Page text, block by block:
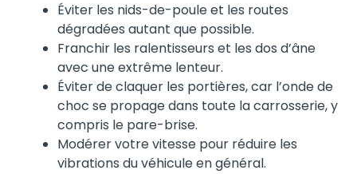
Éviter les nids-de-poule et les routes
dégradées autant que possible.
Franchir les ralentisseurs et les dos d’âne
avec une extrême lenteur.
Éviter de claquer les portières, car l’onde de
choc se propage dans toute la carrosserie, y
compris le pare-brise.
Modérer votre vitesse pour réduire les
vibrations du véhicule en général.